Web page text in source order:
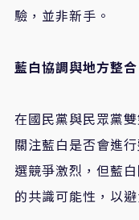
驗，並非新手。
藍白協調與地方整
在國民黨與民眾黨
關注藍白是否會進
選競爭激烈，但藍
的共識可能性，以